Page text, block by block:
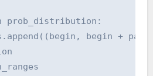
begin +